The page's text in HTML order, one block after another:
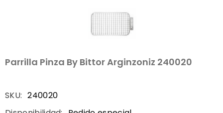
Parrilla Pinza By Bittor Arginzoniz 240020
SKU: 240020